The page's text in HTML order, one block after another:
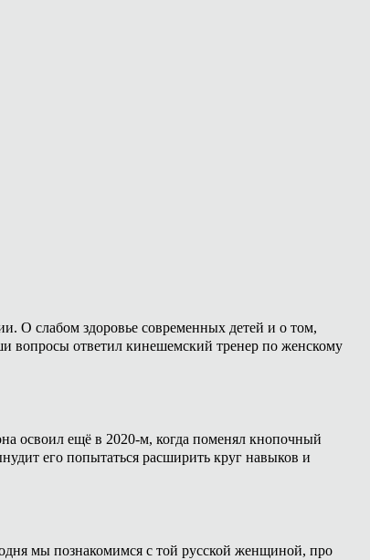
О слабом здоровье современных детей и о том,
вопросы ответил кинешемский тренер по женскому
освоил ещё в 2020-м, когда поменял кнопочный
его попытаться расширить круг навыков и
мы познакомимся с той русской женщиной, про